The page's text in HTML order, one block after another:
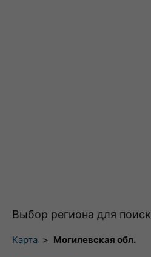
Выбор региона для
Карта > Могилевская обл.